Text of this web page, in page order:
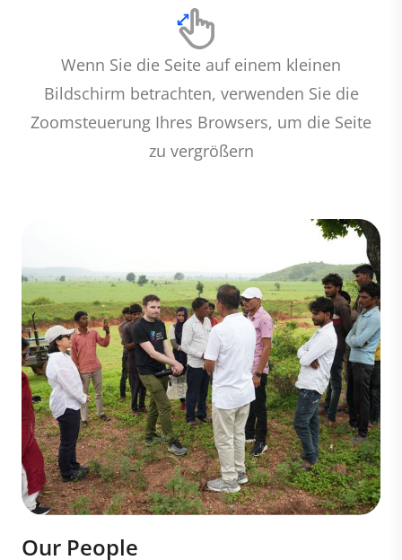
Wenn Sie die Seite auf einem kleinen
Bildschirm betrachten, verwenden Sie die
Zoomsteuerung Ihres Browsers, um die Seite
zu vergrößern
Our People